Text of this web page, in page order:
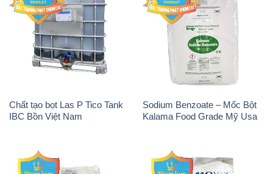
Chất tạo bọt Las P Tico Tank
IBC Bồn Việt Nam
Sodium Benzoate – Mốc Bột
Kalama Food Grade Mỹ Usa